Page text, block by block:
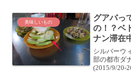
美味しいもの
グアバっ
の！？ベ
ナン滞在
物
シルバーウ
部の都市ダ
(2015/9/20-